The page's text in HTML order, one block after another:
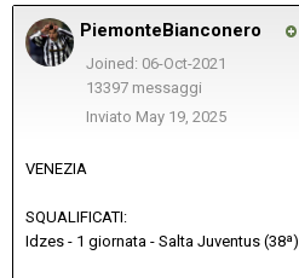
PiemonteBianconero
Joined: 06-Oct-2021
13397 messaggi
Inviato May 19, 2025
VENEZIA
SQUALIFICATI:
Idzes - 1 giornata - Salta Juventus (38ª)